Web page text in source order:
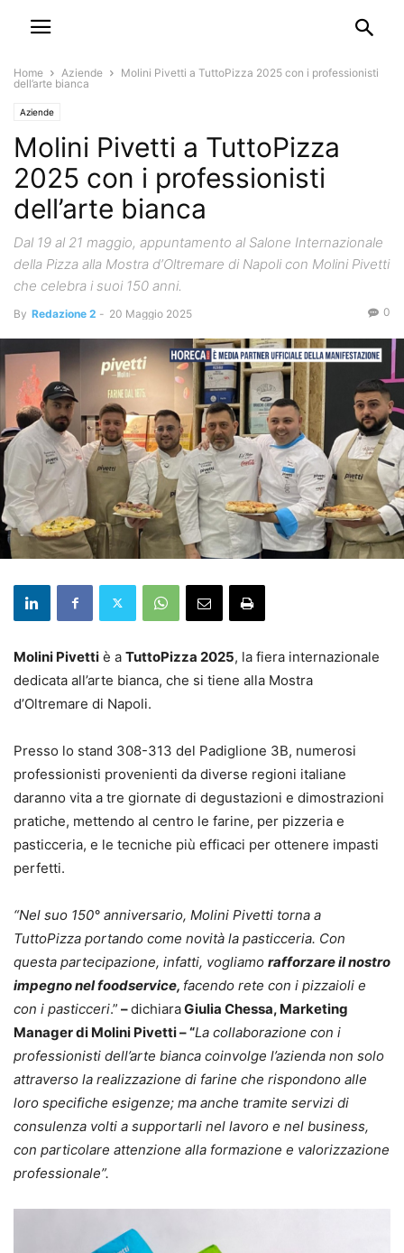
Home Aziende
Molini Pivetti a TuttoPizza 2025 con i professionisti
dell’arte bianca
Aziende
Molini Pivetti a TuttoPizza
2025 con i professionisti
dell’arte bianca
Dal 19 al 21 maggio, appuntamento al Salone Internazionale
della Pizza alla Mostra d’Oltremare di Napoli con Molini Pivetti
che celebra i suoi 150 anni.
By Redazione 2 - 20 Maggio 2025 0
Molini Pivetti è a TuttoPizza 2025, la fiera internazionale
dedicata all’arte bianca, che si tiene alla Mostra
d’Oltremare di Napoli.
Presso lo stand 308-313 del Padiglione 3B, numerosi
professionisti provenienti da diverse regioni italiane
daranno vita a tre giornate di degustazioni e dimostrazioni
pratiche, mettendo al centro le farine, per pizzeria e
pasticceria, e le tecniche più efficaci per ottenere impasti
perfetti.
“Nel suo 150° anniversario, Molini Pivetti torna a
TuttoPizza portando come novità la pasticceria. Con
questa partecipazione, infatti, vogliamo rafforzare il nostro
impegno nel foodservice, facendo rete con i pizzaioli e
con i pasticceri.” –dichiaraGiulia Chessa, Marketing
Manager di Molini Pivetti – “La collaborazione con i
professionisti dell’arte bianca coinvolge l’azienda non solo
attraverso la realizzazione di farine che rispondono alle
loro specifiche esigenze; ma anche tramite servizi di
consulenza volti a supportarli nel lavoro e nel business,
con particolare attenzione alla formazione e valorizzazione
professionale”.